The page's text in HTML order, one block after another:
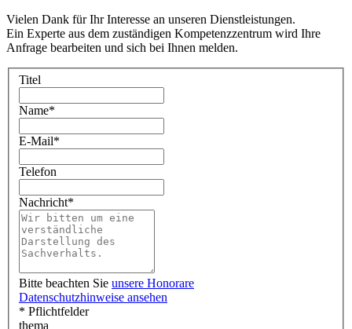
Vielen Dank für Ihr Interesse an unseren Dienstleistungen.
Ein Experte aus dem zuständigen Kompetenzzentrum wird Ihre
Anfrage bearbeiten und sich bei Ihnen melden.
Titel
Name*
E-Mail*
Telefon
Nachricht*
Bitte beachten Sie unsere Honorare
Datenschutzhinweise ansehen
* Pflichtfelder
thema